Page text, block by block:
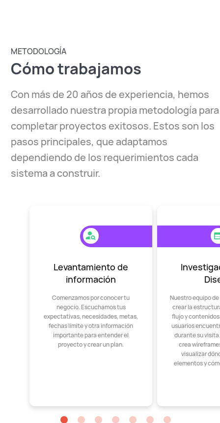
METODOLOGÍA
Cómo trabajamos
Con más de 20 años de experiencia, hemos
desarrollado nuestra propia metodología para
completar proyectos exitosos. Estos son los
pasos principales, que adaptamos
dependiendo de los requerimientos cada
sistema a construir.
Levantamiento de
información
Comenzamos por conocer tu
negocio. Escuchamos tus
expectativas, necesidades, metas,
fechas límite y otra información
importante para entender el
proyecto y crear un plan.
Nuestro equipo
crear la
flujo y
usuarios
durante su
crea
visualizar
elementos y